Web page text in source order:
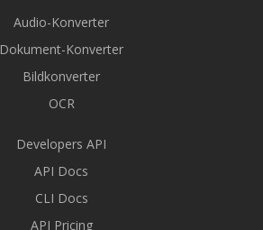
Audio-Konverter
Dokument-Konverter
Bildkonverter
OCR
Developers API
API Docs
CLI Docs
API Pricing